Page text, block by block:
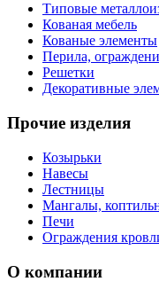
Типовые
Кованая мебель
Кованые элементы
Перила,
Решетки
Декоративные
Прочие изделия
Козырьки
Навесы
Лестницы
Мангалы,
Печи
Ограждения
О компании